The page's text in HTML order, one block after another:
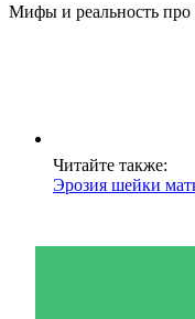
Мифы и реальность про
Читайте также:
Эрозия шейки